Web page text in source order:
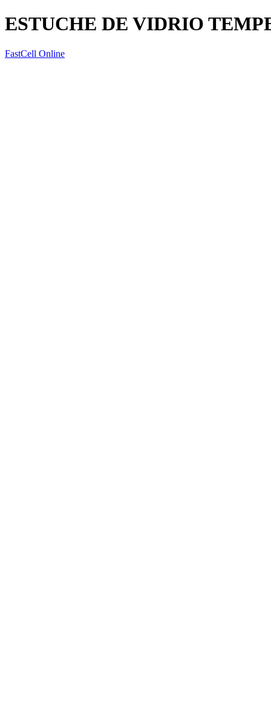
ESTUCHE DE VIDRIO
FastCell Online